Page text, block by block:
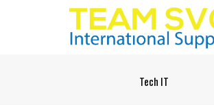
Tech IT